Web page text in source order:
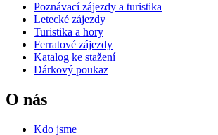
Poznávací zájezdy a turistika
Letecké zájezdy
Turistika a hory
Ferratové zájezdy
Katalog ke stažení
Dárkový poukaz
O nás
Kdo jsme